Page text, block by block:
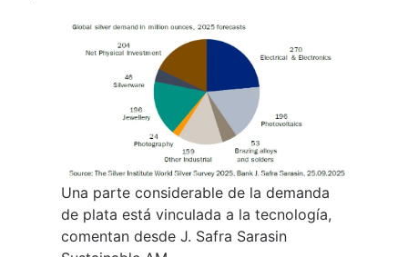
Una parte considerable de la demanda
de plata está vinculada a la tecnología,
comentan desde J. Safra Sarasin